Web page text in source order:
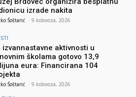
izrade nakita
Šoštarić - 9 kolovoza, 2026
izvannastavne aktivnosti u
školama gotovo 13,9
eura: Financirana 104
Šoštarić - 9 kolovoza, 2026